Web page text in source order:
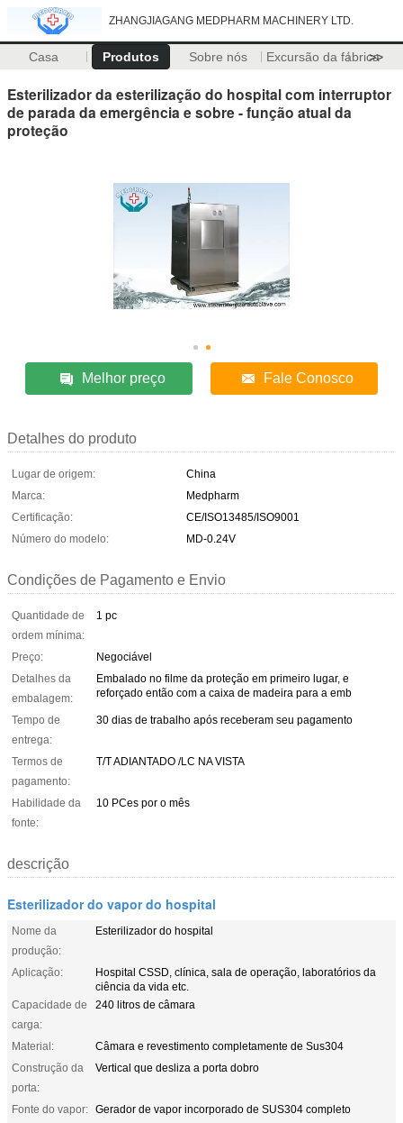
ZHANGJIAGANG MEDPHARM MACHINERY LTD.
Casa Produtos Sobre nós Excursão da fábrica
>>
Esterilizador da esterilização do hospital com interruptor
de parada da emergência e sobre - função atual da
proteção
Melhor preço Fale Conosco
Detalhes do produto
Lugar de origem:
China
Marca:
Medpharm
Certificação:
CE/ISO13485/ISO9001
Número do modelo:
MD-0.24V
Condições de Pagamento e Envio
Quantidade de
ordem mínima:
1 pc
Preço:
Negociável
Detalhes da
embalagem:
Embalado no filme da proteção em primeiro lugar, e
reforçado então com a caixa de madeira para a emb
Tempo de
entrega:
30 dias de trabalho após receberam seu pagamento
Termos de
pagamento:
T/T ADIANTADO /LC NA VISTA
Habilidade da
fonte:
10 PCes por o mês
descrição
Esterilizador do vapor do hospital
Nome da
produção:
Esterilizador do hospital
Aplicação:
Hospital CSSD, clínica, sala de operação, laboratórios da
ciência da vida etc.
Capacidade de
carga:
240 litros de câmara
Material:
Câmara e revestimento completamente de Sus304
Construção da
porta:
Vertical que desliza a porta dobro
Fonte do vapor: Gerador de vapor incorporado de SUS304 completo